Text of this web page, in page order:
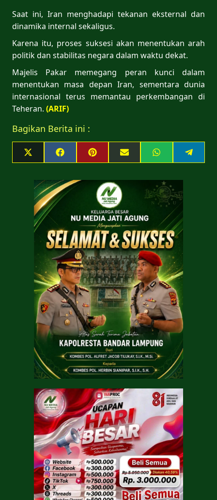
Saat ini, Iran menghadapi tekanan eksternal dan
dinamika internal sekaligus.
Karena itu, proses suksesi akan menentukan arah
politik dan stabilitas negara dalam waktu dekat.
Majelis Pakar memegang peran kunci dalam
menentukan masa depan Iran, sementara dunia
internasional terus memantau perkembangan di
Teheran. (ARIF)
Bagikan Berita ini :